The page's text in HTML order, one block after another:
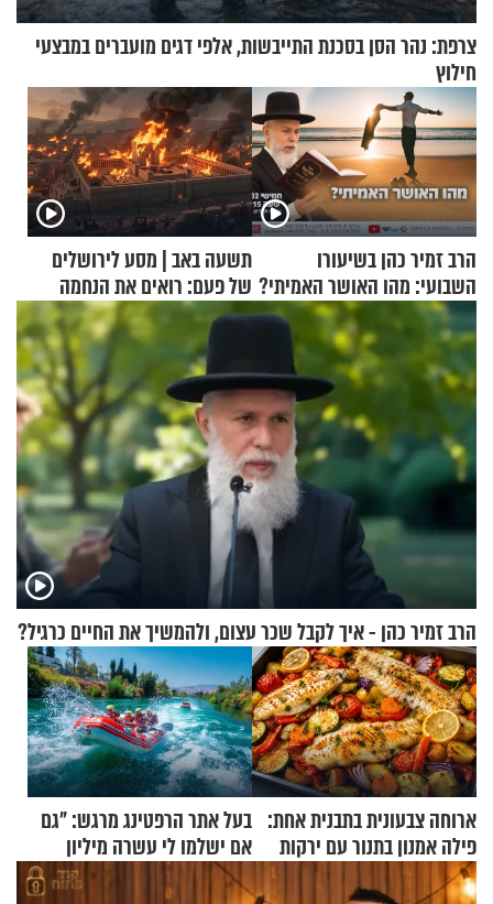
צרפת: נהר הסן בסכנת התייבשות, אלפי דגים מועברים במבצעי
חילוץ
הרב זמיר כהן בשיעורו
השבועי: מהו האושר האמיתי?
תשעה באב | מסע לירושלים
של פעם: רואים את הנחמה
הרב זמיר כהן - איך לקבל שכר עצום, ולהמשיך את החיים כרגיל?
ארוחה צבעונית בתבנית אחת:
פילה אמנון בתנור עם ירקות
בעל אתר הרפטינג מרגש: "גם
אם ישלמו לי עשרה מיליון
שקלים - לא אפתח בשבת"